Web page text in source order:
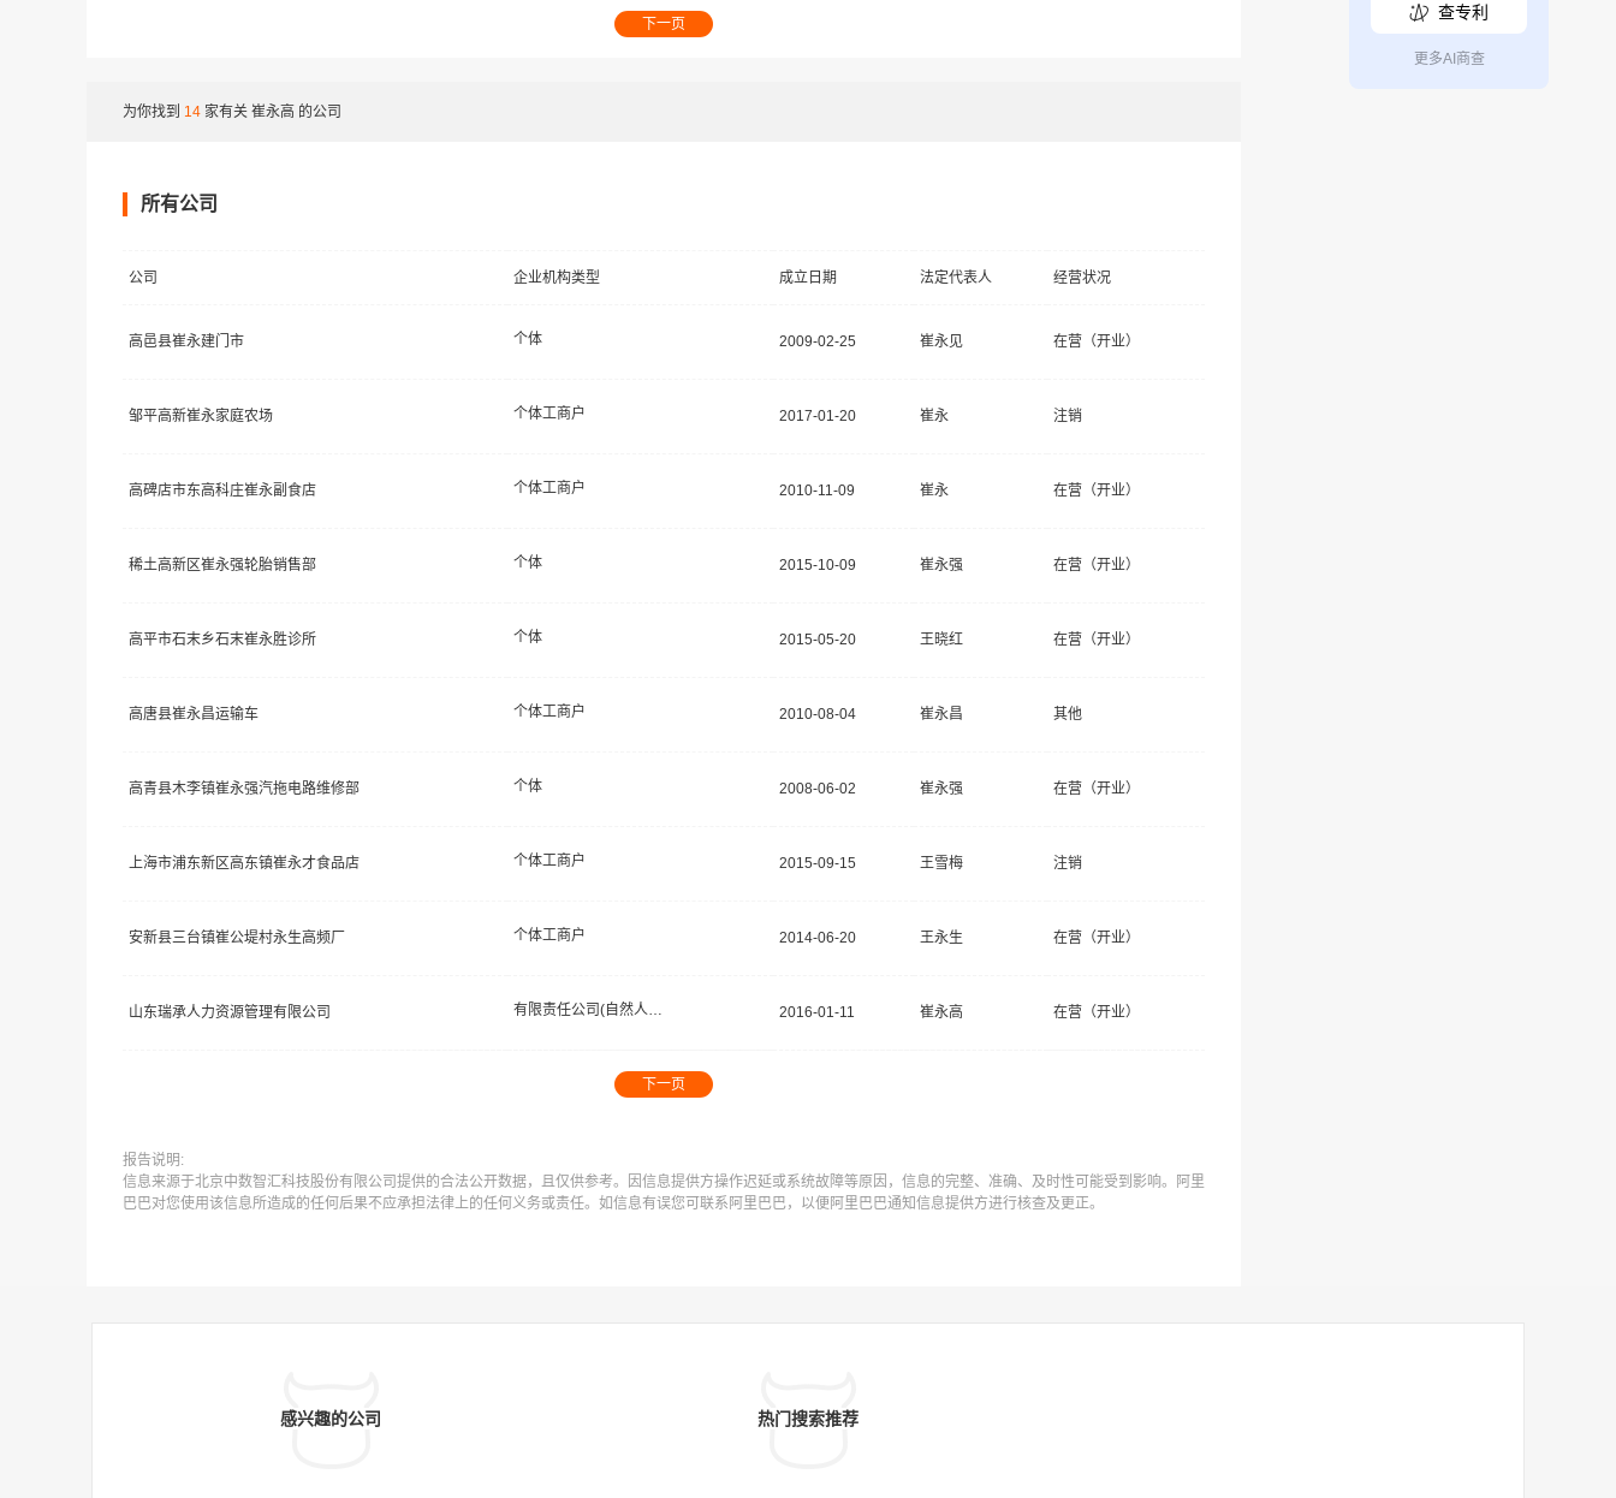
下一页
为你找到 14 家有关 崔永高 的公司
所有公司
公司 企业机构类型 成立日期 法定代表人 经营状况
高邑县崔永建门市 个体 2009-02-25 崔永见 在营（开业）
邹平高新崔永家庭农场 个体工商户 2017-01-20 崔永 注销
高碑店市东高科庄崔永副食店 个体工商户 2010-11-09 崔永 在营（开业）
稀土高新区崔永强轮胎销售部 个体 2015-10-09 崔永强 在营（开业）
高平市石末乡石末崔永胜诊所 个体 2015-05-20 王晓红 在营（开业）
高唐县崔永昌运输车 个体工商户 2010-08-04 崔永昌 其他
高青县木李镇崔永强汽拖电路维修部 个体 2008-06-02 崔永强 在营（开业）
上海市浦东新区高东镇崔永才食品店 个体工商户 2015-09-15 王雪梅 注销
安新县三台镇崔公堤村永生高频厂 个体工商户 2014-06-20 王永生 在营（开业）
山东瑞承人力资源管理有限公司 有限责任公司(自然人投资或控股) 2016-01-11 崔永高 在营（开业）
下一页
报告说明:
信息来源于北京中数智汇科技股份有限公司提供的合法公开数据，且仅供参考。因信息提供方操作迟延或系统故障等原因，信息的完整、准确、及时性可能受到影响。阿里
巴巴对您使用该信息所造成的任何后果不应承担法律上的任何义务或责任。如信息有误您可联系阿里巴巴，以便阿里巴巴通知信息提供方进行核查及更正。
感兴趣的公司 热门搜索推荐
查专利
更多AI商查